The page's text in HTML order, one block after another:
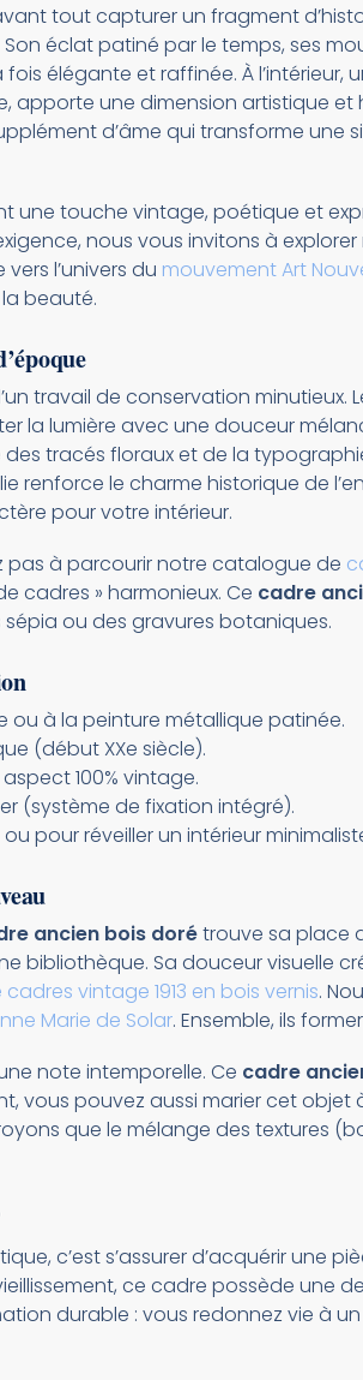
tout capturer un fragment
éclat patiné par le temps, ses
élégante et raffinée. À l’intérieur,
apporte une dimension artistique
d’âme qui transforme une
touche vintage, poétique et
nous vous invitons à
l’univers du mouvement Art
beauté.
travail de conservation
la lumière avec une douceur
tracés floraux et de la
renforce le charme historique de
pour votre intérieur.
pas à parcourir notre catalogue de
cadres » harmonieux. Ce cadre
ou des gravures botaniques.
ou à la peinture métallique patinée.
(début XXe siècle).
100% vintage.
(système de fixation intégré).
pour réveiller un intérieur
ancien bois dorétrouve sa place
Sa douceur visuelle
vintage 1913 en bois vernis.
Marie de Solar. Ensemble, ils
note intemporelle. Ce cadre
vous pouvez aussi marier cet objet
que le mélange des textures
c’est s’assurer d’acquérir une
ce cadre possède une
durable : vous redonnez vie à